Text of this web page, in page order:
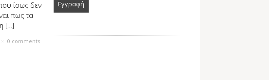
ίσως δεν
πως τα
[…]
0 comments